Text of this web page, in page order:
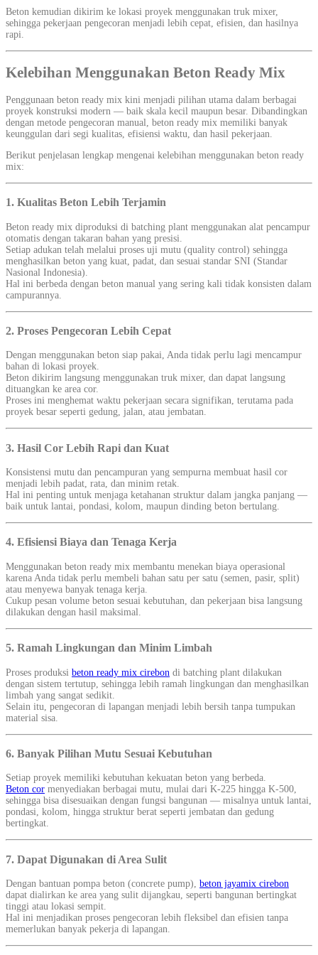
Beton kemudian dikirim ke lokasi proyek menggunakan truk mixer,
sehingga pekerjaan pengecoran menjadi lebih cepat, efisien, dan hasilnya
rapi.
Kelebihan Menggunakan Beton Ready Mix
Penggunaan beton ready mix kini menjadi pilihan utama dalam berbagai
proyek konstruksi modern — baik skala kecil maupun besar. Dibandingkan
dengan metode pengecoran manual, beton ready mix memiliki banyak
keunggulan dari segi kualitas, efisiensi waktu, dan hasil pekerjaan.
Berikut penjelasan lengkap mengenai kelebihan menggunakan beton ready
mix:
1. Kualitas Beton Lebih Terjamin
Beton ready mix diproduksi di batching plant menggunakan alat pencampur
otomatis dengan takaran bahan yang presisi.
Setiap adukan telah melalui proses uji mutu (quality control) sehingga
menghasilkan beton yang kuat, padat, dan sesuai standar SNI (Standar
Nasional Indonesia).
Hal ini berbeda dengan beton manual yang sering kali tidak konsisten dalam
campurannya.
2. Proses Pengecoran Lebih Cepat
Dengan menggunakan beton siap pakai, Anda tidak perlu lagi mencampur
bahan di lokasi proyek.
Beton dikirim langsung menggunakan truk mixer, dan dapat langsung
dituangkan ke area cor.
Proses ini menghemat waktu pekerjaan secara signifikan, terutama pada
proyek besar seperti gedung, jalan, atau jembatan.
3. Hasil Cor Lebih Rapi dan Kuat
Konsistensi mutu dan pencampuran yang sempurna membuat hasil cor
menjadi lebih padat, rata, dan minim retak.
Hal ini penting untuk menjaga ketahanan struktur dalam jangka panjang —
baik untuk lantai, pondasi, kolom, maupun dinding beton bertulang.
4. Efisiensi Biaya dan Tenaga Kerja
Menggunakan beton ready mix membantu menekan biaya operasional
karena Anda tidak perlu membeli bahan satu per satu (semen, pasir, split)
atau menyewa banyak tenaga kerja.
Cukup pesan volume beton sesuai kebutuhan, dan pekerjaan bisa langsung
dilakukan dengan hasil maksimal.
5. Ramah Lingkungan dan Minim Limbah
Proses produksi beton ready mix cirebon di batching plant dilakukan
dengan sistem tertutup, sehingga lebih ramah lingkungan dan menghasilkan
limbah yang sangat sedikit.
Selain itu, pengecoran di lapangan menjadi lebih bersih tanpa tumpukan
material sisa.
6. Banyak Pilihan Mutu Sesuai Kebutuhan
Setiap proyek memiliki kebutuhan kekuatan beton yang berbeda.
Beton cor menyediakan berbagai mutu, mulai dari K-225 hingga K-500,
sehingga bisa disesuaikan dengan fungsi bangunan — misalnya untuk lantai,
pondasi, kolom, hingga struktur berat seperti jembatan dan gedung
bertingkat.
7. Dapat Digunakan di Area Sulit
Dengan bantuan pompa beton (concrete pump), beton jayamix cirebon
dapat dialirkan ke area yang sulit dijangkau, seperti bangunan bertingkat
tinggi atau lokasi sempit.
Hal ini menjadikan proses pengecoran lebih fleksibel dan efisien tanpa
memerlukan banyak pekerja di lapangan.